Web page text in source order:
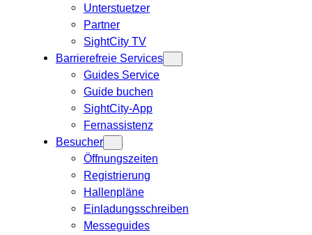
Unterstuetzer
Partner
SightCity TV
Barrierefreie Services
Guides Service
Guide buchen
SightCity-App
Fernassistenz
Besucher
Öffnungszeiten
Registrierung
Hallenpläne
Einladungsschreiben
Messeguides